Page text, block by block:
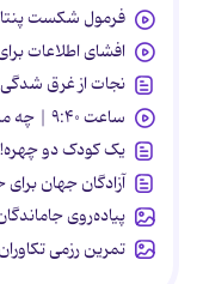
فرمول شکست
افشای اطلاعات
نجات از غرق شدگی
ساعت ۹:۴۰ | چه میراثی از خود به جای گذاشت؟
یک کودک دو چهره!
آزادگان جهان
پیاده‌روی
تمرین رزمی